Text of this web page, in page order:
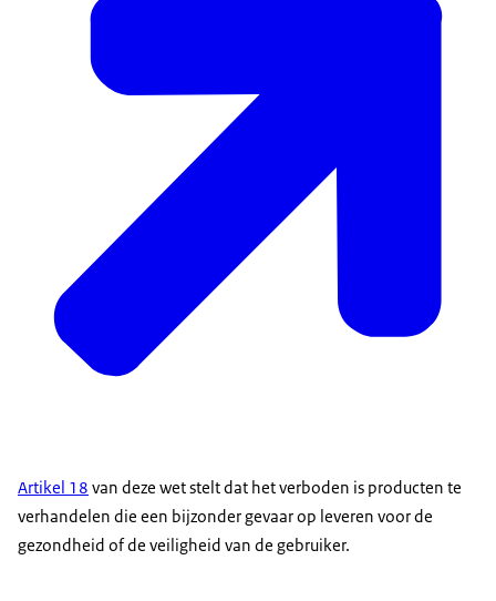
Artikel 18 van deze wet stelt dat het verboden is producten te
verhandelen die een bijzonder gevaar op leveren voor de
gezondheid of de veiligheid van de gebruiker.